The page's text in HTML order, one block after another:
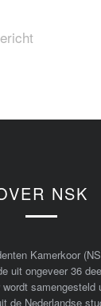
NSK
Kamerkoor
uit ongeveer 36
samengesteld
de Nederlandse